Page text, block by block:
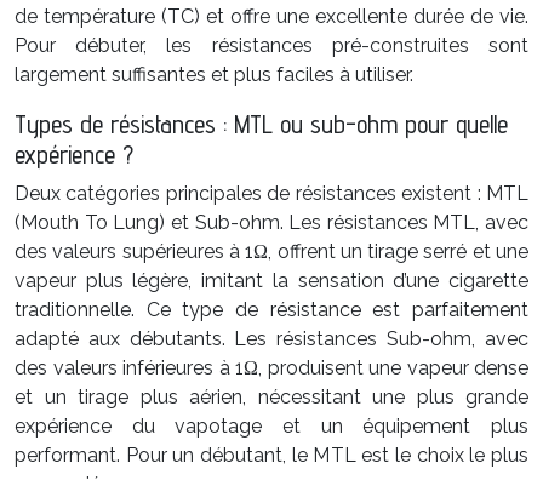
de température (TC) et offre une excellente durée de vie.
Pour débuter, les résistances pré-construites sont
largement suffisantes et plus faciles à utiliser.
Types de résistances : MTL ou sub-ohm pour quelle
expérience ?
Deux catégories principales de résistances existent : MTL
(Mouth To Lung) et Sub-ohm. Les résistances MTL, avec
des valeurs supérieures à 1Ω, offrent un tirage serré et une
vapeur plus légère, imitant la sensation d’une cigarette
traditionnelle. Ce type de résistance est parfaitement
adapté aux débutants. Les résistances Sub-ohm, avec
des valeurs inférieures à 1Ω, produisent une vapeur dense
et un tirage plus aérien, nécessitant une plus grande
expérience du vapotage et un équipement plus
performant. Pour un débutant, le MTL est le choix le plus